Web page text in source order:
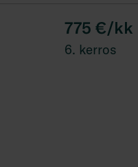
775 €/kk
6. kerros